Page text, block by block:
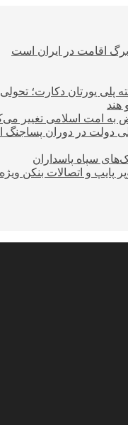
اقامت در ایران است
پلی یورتان دکارت؛
هند
به امت اسلامی تغییر
دولت در دوران
سپاه پاسداران
پایپ و اتصالات بنکن